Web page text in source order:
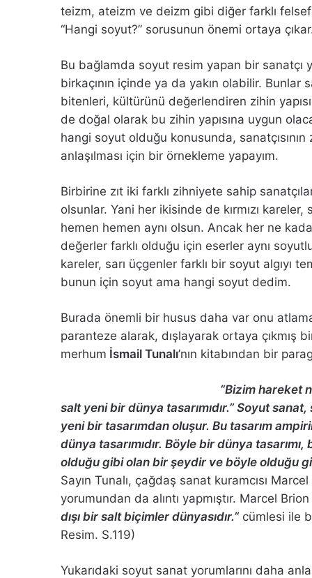
teizm, ateizm ve deizm gibi diğer farklı
“Hangi soyut?” sorusunun önemi ortaya
Bu bağlamda soyut resim yapan bir sanatçı
birkaçının içinde ya da yakın olabilir. Bunlar
bitenleri, kültürünü değerlendiren zihin
de doğal olarak bu zihin yapısına uygun
hangi soyut olduğu konusunda,
anlaşılması için bir örnekleme yapayım.
Birbirine zıt iki farklı zihniyete sahip
olsunlar. Yani her ikisinde de kırmızı
hemen hemen aynı olsun. Ancak her ne
değerler farklı olduğu için eserler aynı
kareler, sarı üçgenler farklı bir soyut algıyı
bunun için soyut ama hangi soyut dedim.
Burada önemli bir husus daha var onu
paranteze alarak, dışlayarak ortaya çıkmış
merhum İsmail Tunalı’nın kitabından bir
”Bizim hareket
salt yeni bir dünya tasarımıdır.” Soyut
yeni bir tasarımdan oluşur. Bu tasarım
dünya tasarımıdır. Böyle bir dünya
olduğu gibi olan bir şeydir ve böyle olduğu
Sayın Tunalı, çağdaş sanat kuramcısı
yorumundan da alıntı yapmıştır. Marcel Brion
dışı bir salt biçimler dünyasıdır.” cümlesi ile
Resim. S.119)
Yukarıdaki soyut sanat yorumlarını daha